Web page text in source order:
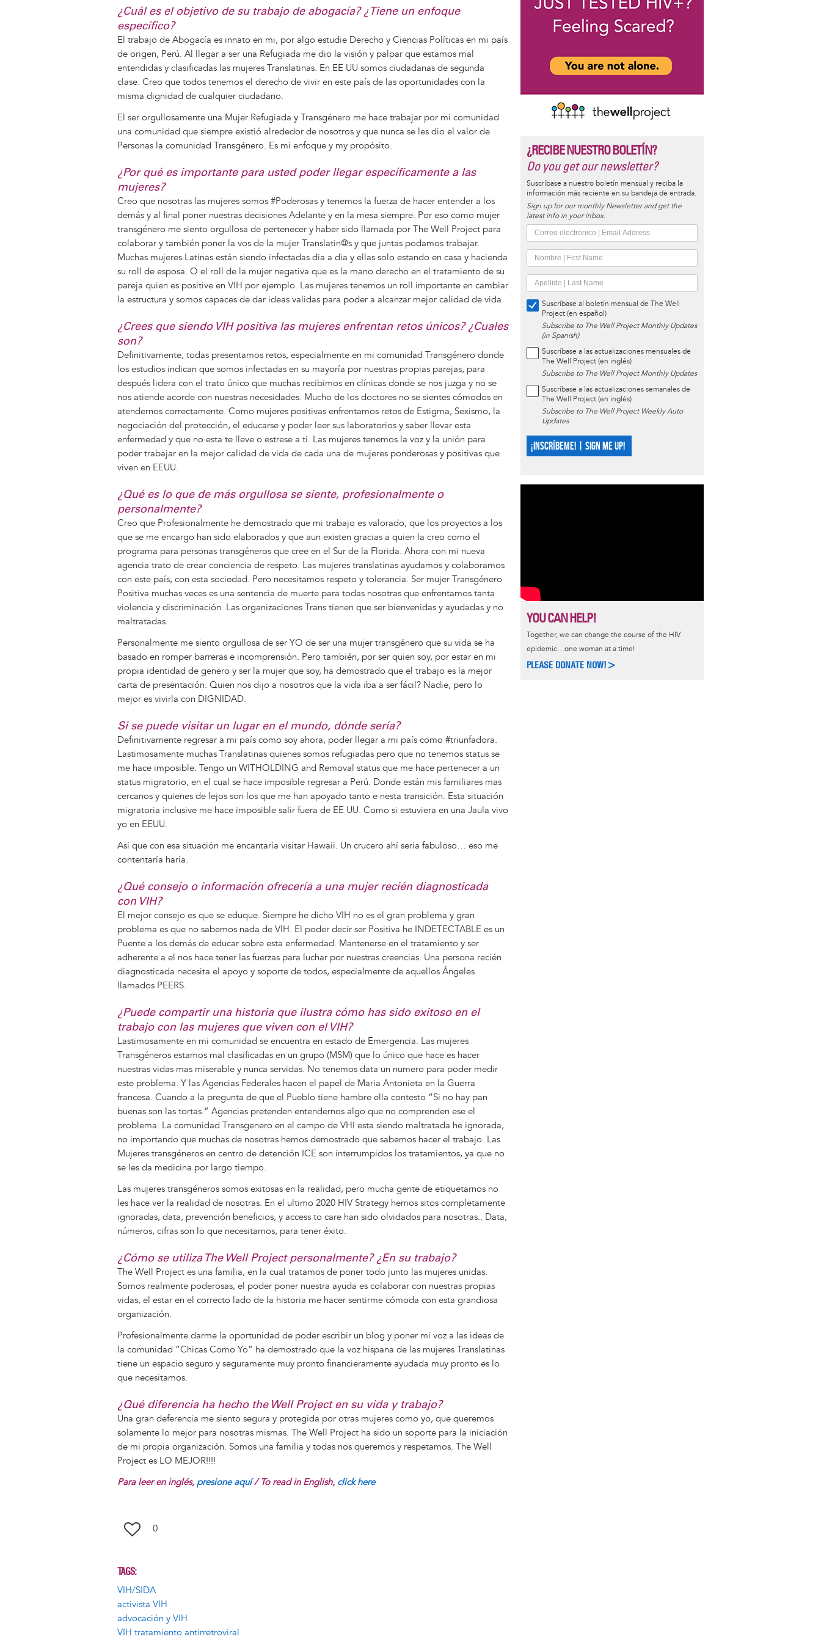
¿Cuál es el objetivo de su trabajo de abogacía? ¿Tiene un enfoque
específico?
El trabajo de Abogacía es innato en mi, por algo estudie Derecho y Ciencias Políticas en mi país
de origen, Perú. Al llegar a ser una Refugiada me dio la visión y palpar que estamos mal
entendidas y clasificadas las mujeres Translatinas. En EE UU somos ciudadanas de segunda
clase. Creo que todos tenemos el derecho de vivir en este país de las oportunidades con la
misma dignidad de cualquier ciudadano.
El ser orgullosamente una Mujer Refugiada y Transgénero me hace trabajar por mi comunidad
una comunidad que siempre existió alrededor de nosotros y que nunca se les dio el valor de
Personas la comunidad Transgénero. Es mi enfoque y my propósito.
¿Por qué es importante para usted poder llegar específicamente a las
mujeres?
Creo que nosotras las mujeres somos #Poderosas y tenemos la fuerza de hacer entender a los
demás y al final poner nuestras decisiones Adelante y en la mesa siempre. Por eso como mujer
transgénero me siento orgullosa de pertenecer y haber sido llamada por The Well Project para
colaborar y también poner la vos de la mujer Translatin@s y que juntas podamos trabajar.
Muchas mujeres Latinas están siendo infectadas dia a dia y ellas solo estando en casa y hacienda
su roll de esposa. O el roll de la mujer negativa que es la mano derecho en el tratamiento de su
pareja quien es positive en VIH por ejemplo. Las mujeres tenemos un roll importante en cambiar
la estructura y somos capaces de dar ideas validas para poder a alcanzar mejor calidad de vida.
¿Crees que siendo VIH positiva las mujeres enfrentan retos únicos? ¿Cuales
son?
Definitivamente, todas presentamos retos, especialmente en mi comunidad Transgénero donde
los estudios indican que somos infectadas en su mayoría por nuestras propias parejas, para
después lidera con el trato único que muchas recibimos en clínicas donde se nos juzga y no se
nos atiende acorde con nuestras necesidades. Mucho de los doctores no se sientes cómodos en
atendernos correctamente. Como mujeres positivas enfrentamos retos de Estigma, Sexismo, la
negociación del protección, el educarse y poder leer sus laboratorios y saber llevar esta
enfermedad y que no esta te lleve o estrese a ti. Las mujeres tenemos la voz y la unión para
poder trabajar en la mejor calidad de vida de cada una de mujeres ponderosas y positivas que
viven en EEUU.
¿Qué es lo que de más orgullosa se siente, profesionalmente o
personalmente?
Creo que Profesionalmente he demostrado que mi trabajo es valorado, que los proyectos a los
que se me encargo han sido elaborados y que aun existen gracias a quien la creo como el
programa para personas transgéneros que cree en el Sur de la Florida. Ahora con mi nueva
agencia trato de crear conciencia de respeto. Las mujeres translatinas ayudamos y colaboramos
con este país, con esta sociedad. Pero necesitamos respeto y tolerancia. Ser mujer Transgénero
Positiva muchas veces es una sentencia de muerte para todas nosotras que enfrentamos tanta
violencia y discriminación. Las organizaciones Trans tienen que ser bienvenidas y ayudadas y no
maltratadas.
Personalmente me siento orgullosa de ser YO de ser una mujer transgénero que su vida se ha
basado en romper barreras e incomprensión. Pero también, por ser quien soy, por estar en mi
propia identidad de genero y ser la mujer que soy, ha demostrado que el trabajo es la mejor
carta de presentación. Quien nos dijo a nosotros que la vida iba a ser fácil? Nadie, pero lo
mejor es vivirla con DIGNIDAD.
Si se puede visitar un lugar en el mundo, dónde sería?
Definitivamente regresar a mi país como soy ahora, poder llegar a mi país como #triunfadora.
Lastimosamente muchas Translatinas quienes somos refugiadas pero que no tenemos status se
me hace imposible. Tengo un WITHOLDING and Removal status que me hace pertenecer a un
status migratorio, en el cual se hace imposible regresar a Perú. Donde están mis familiares mas
cercanos y quienes de lejos son los que me han apoyado tanto e nesta transición. Esta situación
migratoria inclusive me hace imposible salir fuera de EE UU. Como si estuviera en una Jaula vivo
yo en EEUU.
Así que con esa situación me encantaría visitar Hawaii. Un crucero ahí seria fabuloso… eso me
contentaría haría.
¿Qué consejo o información ofrecería a una mujer recién diagnosticada
con VIH?
El mejor consejo es que se eduque. Siempre he dicho VIH no es el gran problema y gran
problema es que no sabemos nada de VIH. El poder decir ser Positiva he INDETECTABLE es un
Puente a los demás de educar sobre esta enfermedad. Mantenerse en el tratamiento y ser
adherente a el nos hace tener las fuerzas para luchar por nuestras creencias. Una persona recién
diagnosticada necesita el apoyo y soporte de todos, especialmente de aquellos Ángeles
llamados PEERS.
¿Puede compartir una historia que ilustra cómo has sido exitoso en el
trabajo con las mujeres que viven con el VIH?
Lastimosamente en mi comunidad se encuentra en estado de Emergencia. Las mujeres
Transgéneros estamos mal clasificadas en un grupo (MSM) que lo único que hace es hacer
nuestras vidas mas miserable y nunca servidas. No tenemos data un numero para poder medir
este problema. Y las Agencias Federales hacen el papel de Maria Antonieta en la Guerra
francesa. Cuando a la pregunta de que el Pueblo tiene hambre ella contesto “Si no hay pan
buenas son las tortas.” Agencias pretenden entendernos algo que no comprenden ese el
problema. La comunidad Transgenero en el campo de VHI esta siendo maltratada he ignorada,
no importando que muchas de nosotras hemos demostrado que sabemos hacer el trabajo. Las
Mujeres transgéneros en centro de detención ICE son interrumpidos los tratamientos, ya que no
se les da medicina por largo tiempo.
Las mujeres transgéneros somos exitosas en la realidad, pero mucha gente de etiquetarnos no
les hace ver la realidad de nosotras. En el ultimo 2020 HIV Strategy hemos sitos completamente
ignoradas, data, prevención beneficios, y access to care han sido olvidados para nosotras.. Data,
números, cifras son lo que necesitamos, para tener éxito.
¿Cómo se utiliza The Well Project personalmente? ¿En su trabajo?
The Well Project es una familia, en la cual tratamos de poner todo junto las mujeres unidas.
Somos realmente poderosas, el poder poner nuestra ayuda es colaborar con nuestras propias
vidas, el estar en el correcto lado de la historia me hacer sentirme cómoda con esta grandiosa
organización.
Profesionalmente darme la oportunidad de poder escribir un blog y poner mi voz a las ideas de
la comunidad “Chicas Como Yo” ha demostrado que la voz hispana de las mujeres Translatinas
tiene un espacio seguro y seguramente muy pronto financieramente ayudada muy pronto es lo
que necesitamos.
¿Qué diferencia ha hecho the Well Project en su vida y trabajo?
Una gran deferencia me siento segura y protegida por otras mujeres como yo, que queremos
solamente lo mejor para nosotras mismas. The Well Project ha sido un soporte para la iniciación
de mi propia organización. Somos una familia y todas nos queremos y respetamos. The Well
Project es LO MEJOR!!!!
Para leer en inglés, presione aquí/ To read in English, click here
0
TAGS
VIH/SIDA
activista VIH
advocación y VIH
VIH tratamiento antirretroviral
¿RECIBE NUESTRO BOLETÍN?
Do you get our newsletter?
Suscríbase a nuestro boletín mensual y reciba la
información más reciente en su bandeja de entrada.
Sign up for our monthly Newsletter and get the
latest info in your inbox.
Suscríbase al boletín mensual de The Well
Project (en español)
Subscribe to The Well Project Monthly Updates
(in Spanish)
Suscríbase a las actualizaciones mensuales de
The Well Project (en inglés)
Subscribe to The Well Project Monthly Updates
Suscríbase a las actualizaciones semanales de
The Well Project (en inglés)
Subscribe to The Well Project Weekly Auto
Updates
¡INSCRÍBEME! | SIGN ME UP!
YOU CAN HELP!
Together, we can change the course of the HIV
epidemic…one woman at a time!
PLEASE DONATE NOW!>